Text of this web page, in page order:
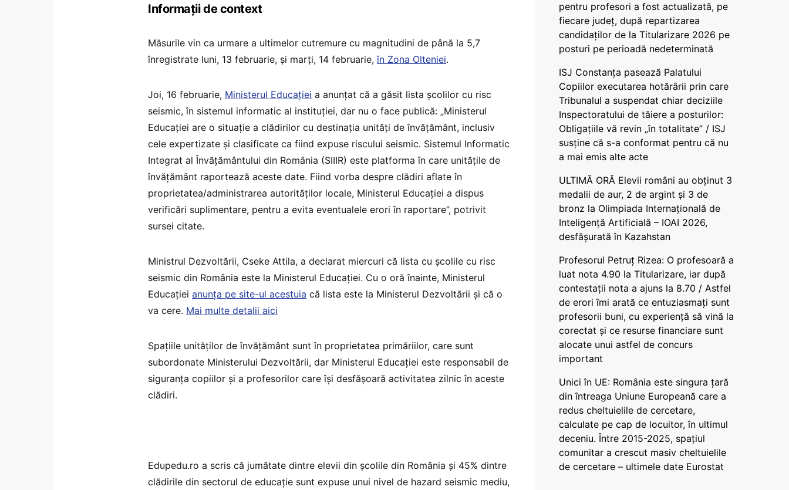
Informații de context
Măsurile vin ca urmare a ultimelor cutremure cu magnitudini de până la 5,7
înregistrate luni, 13 februarie, și marți, 14 februarie,în Zona Olteniei.
Joi, 16 februarie, Ministerul Educației a anunțat că a găsit lista școlilor cu risc
seismic, în sistemul informatic al instituției, dar nu o face publică: „Ministerul
Educației are o situație a clădirilor cu destinația unități de învățământ, inclusiv
cele expertizate și clasificate ca fiind expuse riscului seismic. Sistemul Informatic
Integrat al Învăţământului din România (SIIIR) este platforma în care unitățile de
învățământ raportează aceste date. Fiind vorba despre clădiri aflate în
proprietatea/administrarea autorităților locale, Ministerul Educației a dispus
verificări suplimentare, pentru a evita eventualele erori în raportare”, potrivit
sursei citate.
Ministrul Dezvoltării, Cseke Attila, a declarat miercuri că lista cu școlile cu risc
seismic din România este la Ministerul Educației. Cu o oră înainte, Ministerul
Educației anunța pe site-ul acestuia că lista este la Ministerul Dezvoltării și că o
va cere. Mai multe detalii aici
Spațiile unităților de învățământ sunt în proprietatea primăriilor, care sunt
subordonate Ministerului Dezvoltării, dar Ministerul Educației este responsabil de
siguranța copiilor și a profesorilor care își desfășoară activitatea zilnic în aceste
clădiri.
Edupedu.ro a scris că jumătate dintre elevii din școlile din România și 45% dintre
clădirile din sectorul de educație sunt expuse unui nivel de hazard seismic mediu,
pentru profesori a fost actualizată, pe
fiecare județ, după repartizarea
candidaților de la Titularizare 2026 pe
posturi pe perioadă nedeterminată
ISJ Constanța pasează Palatului
Copiilor executarea hotărârii prin care
Tribunalul a suspendat chiar deciziile
Inspectoratului de tăiere a posturilor:
Obligațiile vă revin „în totalitate” / ISJ
susține că s-a conformat pentru că nu
a mai emis alte acte
ULTIMĂ ORĂ Elevii români au obținut 3
medalii de aur, 2 de argint și 3 de
bronz la Olimpiada Internațională de
Inteligență Artificială – IOAI 2026,
desfășurată în Kazahstan
Profesorul Petruț Rizea: O profesoară a
luat nota 4.90 la Titularizare, iar după
contestații nota a ajuns la 8.70 / Astfel
de erori îmi arată ce entuziasmați sunt
profesorii buni, cu experiență să vină la
corectat și ce resurse financiare sunt
alocate unui astfel de concurs
important
Unici în UE: România este singura țară
din întreaga Uniune Europeană care a
redus cheltuielile de cercetare,
calculate pe cap de locuitor, în ultimul
deceniu. Între 2015-2025, spațiul
comunitar a crescut masiv cheltuielile
de cercetare – ultimele date Eurostat